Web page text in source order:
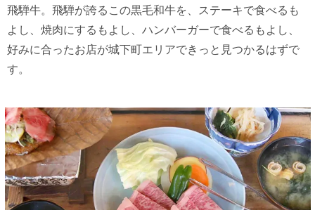
飛騨牛。飛騨が誇るこの黒毛和牛を、ステーキで食べるも
よし、焼肉にするもよし、ハンバーガーで食べるもよし、
好みに合ったお店が城下町エリアできっと見つかるはずで
す。